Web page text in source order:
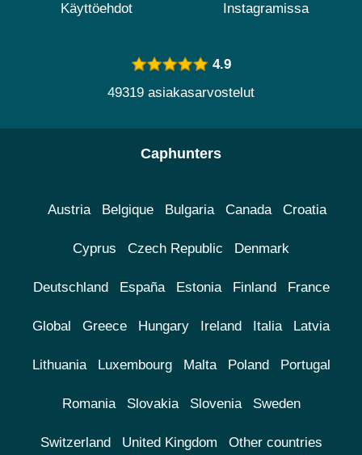
Käyttöehdot Instagramissa
4.9
49319 asiakasarvostelut
Caphunters
Austria Belgique Bulgaria Canada Croatia
Cyprus Czech Republic Denmark
Deutschland España Estonia Finland France
Global Greece Hungary Ireland Italia Latvia
Lithuania Luxembourg Malta Poland Portugal
Romania Slovakia Slovenia Sweden
Switzerland United Kingdom Other countries